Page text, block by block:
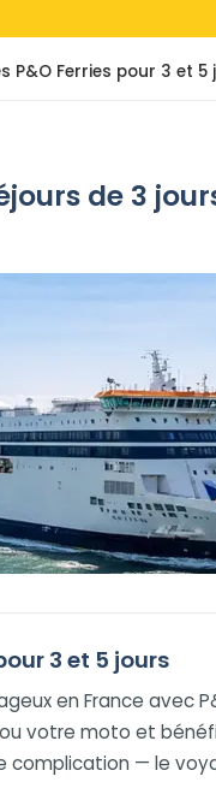
P&O Ferries pour 3 et 5
de 3
3 et 5 jours
en France avec
votre moto et
complication — le